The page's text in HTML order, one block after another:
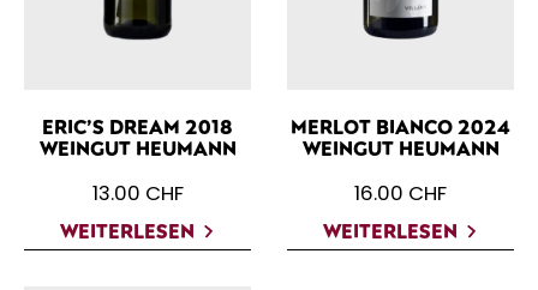
ERIC’S DREAM 2018
WEINGUT HEUMANN
13.00 CHF
WEITERLESEN
MERLOT BIANCO 2024
WEINGUT HEUMANN
16.00 CHF
WEITERLESEN